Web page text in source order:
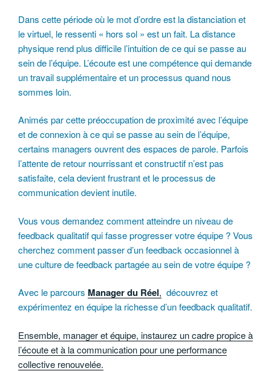
Dans cette période où le mot d’ordre est la distanciation et
le virtuel, le ressenti « hors sol » est un fait. La distance
physique rend plus difficile l’intuition de ce qui se passe au
sein de l’équipe. L’écoute est une compétence qui demande
un travail supplémentaire et un processus quand nous
sommes loin.
Animés par cette préoccupation de proximité avec l’équipe
et de connexion à ce qui se passe au sein de l’équipe,
certains managers ouvrent des espaces de parole. Parfois
l’attente de retour nourrissant et constructif n’est pas
satisfaite, cela devient frustrant et le processus de
communication devient inutile.
Vous vous demandez comment atteindre un niveau de
feedback qualitatif qui fasse progresser votre équipe ? Vous
cherchez comment passer d’un feedback occasionnel à
une culture de feedback partagée au sein de votre équipe ?
Avec le parcours Manager du Réel, découvrez et
expérimentez en équipe la richesse d’un feedback qualitatif.
Ensemble, manager et équipe, instaurez un cadre propice à
l’écoute et à la communication pour une performance
collective renouvelée.